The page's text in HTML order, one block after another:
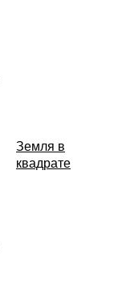
Земля в
квадрате